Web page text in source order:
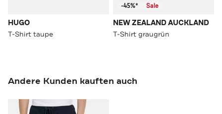
HUGO
T-Shirt taupe
-45%* Sale
NEW ZEALAND AUCKLAND
T-Shirt graugrün
Andere Kunden kauften auch